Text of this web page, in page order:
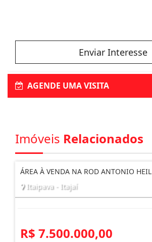
Enviar Interesse
AGENDE UMA VISITA
Imóveis Relacionados
ÁREA À VENDA NA ROD ANTONIO HEIL
Itaipava - Itajaí
R$ 7.500.000,00